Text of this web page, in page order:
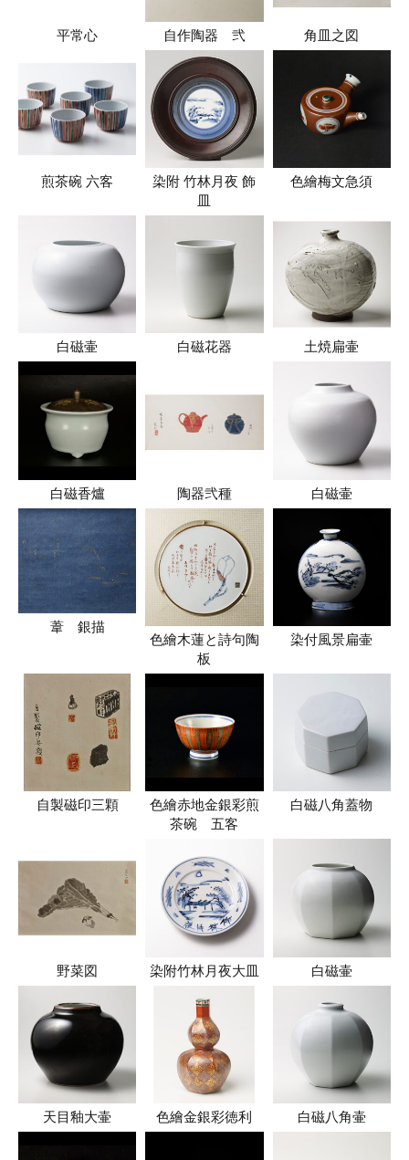
平常心 自作陶器 弐 角皿之図
煎茶碗 六客
染附 竹林月夜 飾
皿
色繪梅文急須
白磁壷 白磁花器 土焼扁壷
白磁香爐 陶器弐種 白磁壷
葦 銀描
色繪木蓮と詩句陶
板
染付風景扁壷
自製磁印三顆
色繪赤地金銀彩煎
茶碗 五客
白磁八角蓋物
野菜図 染附竹林月夜大皿 白磁壷
天目釉大壷 色繪金銀彩徳利 白磁八角壷